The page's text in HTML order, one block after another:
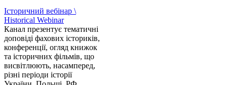
Історичний вебінар \
Historical Webinar
Канал презентує тематичні
доповіді фахових істориків,
конференції, огляд книжок
та історичних фільмів, що
висвітлюють, насамперед,
різні періоди історії